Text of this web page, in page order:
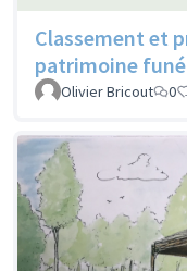
Classement et
patrimoine
Olivier Bricout 0